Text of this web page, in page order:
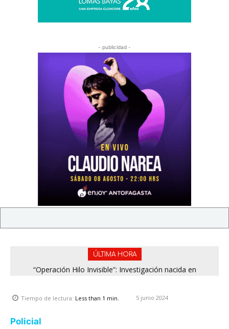
- publicidad -